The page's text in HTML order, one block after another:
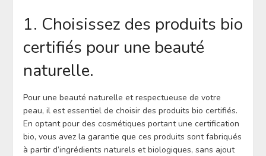
1. Choisissez des produits bio
certifiés pour une beauté
naturelle.
Pour une beauté naturelle et respectueuse de votre
peau, il est essentiel de choisir des produits bio certifiés.
En optant pour des cosmétiques portant une certification
bio, vous avez la garantie que ces produits sont fabriqués
à partir d’ingrédients naturels et biologiques, sans ajout